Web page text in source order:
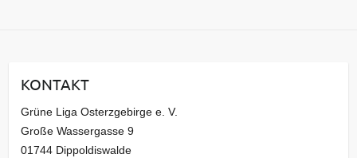
v
KONTAKT
Grüne Liga Osterzgebirge e. V.
Große Wassergasse 9
01744 Dippoldiswalde